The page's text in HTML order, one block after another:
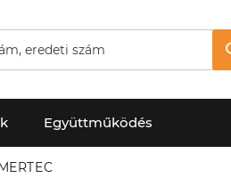
Együttműködés